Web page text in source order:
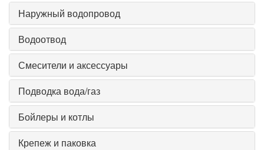
Наружный водопровод
Водоотвод
Смесители и аксессуары
Подводка вода/газ
Бойлеры и котлы
Крепеж и паковка